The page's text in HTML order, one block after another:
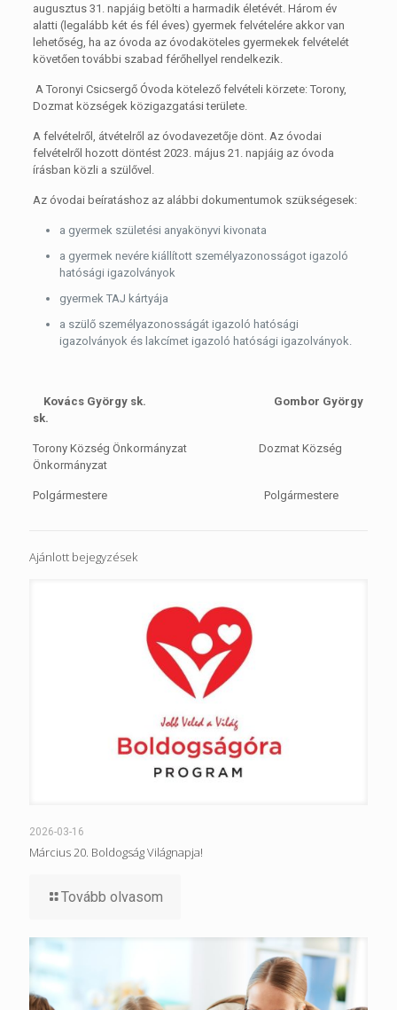
augusztus 31. napjáig betölti a harmadik életévét. Három év
alatti (legalább két és fél éves) gyermek felvételére akkor van
lehetőség, ha az óvoda az óvodaköteles gyermekek felvételét
követően további szabad férőhellyel rendelkezik.
A Toronyi Csicsergő Óvoda kötelező felvételi körzete: Torony,
Dozmat községek közigazgatási területe.
A felvételről, átvételről az óvodavezetője dönt. Az óvodai
felvételről hozott döntést 2023. május 21. napjáig az óvoda
írásban közli a szülővel.
Az óvodai beíratáshoz az alábbi dokumentumok szükségesek:
a gyermek születési anyakönyvi kivonata
a gyermek nevére kiállított személyazonosságot igazoló
hatósági igazolványok
gyermek TAJ kártyája
a szülő személyazonosságát igazoló hatósági
igazolványok és lakcímet igazoló hatósági igazolványok.
Kovács György sk. Gombor György
sk.
Torony Község Önkormányzat
Dozmat Község
Önkormányzat
Polgármestere Polgármestere
Ajánlott bejegyzések
2026-03-16
Március 20. Boldogság Világnapja!
Tovább olvasom